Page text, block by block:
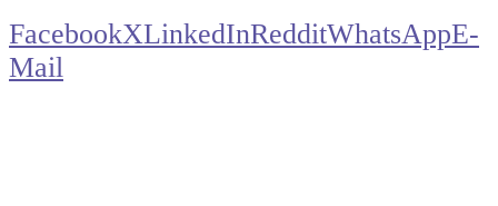
FacebookXLinkedInRedditWhatsAppE-
Mail